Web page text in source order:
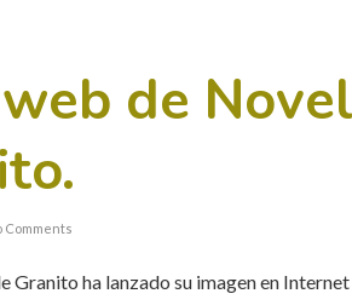
de
Comments
Granito ha lanzado su imagen en